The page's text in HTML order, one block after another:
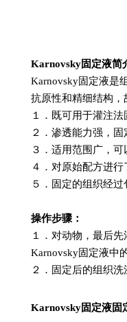
Karnovsky固定液简
Karnovsky固定液是
抗原性和精细结构
１．既可用于灌注法
２．渗透能力强，
３．适用范围广，
４．对原始配方进
５．固定的组织经
操作步骤：
１．对动物，最后
Karnovsky固定液中
２．固定后的组织
Karnovsky固定液固